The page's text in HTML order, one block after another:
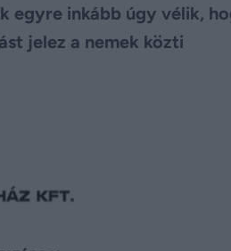
egyre inkább úgy vélik,
jelez a nemek közti